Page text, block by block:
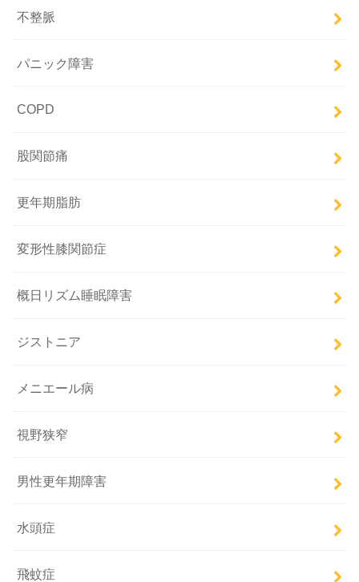
不整脈
パニック障害
COPD
股関節痛
更年期脂肪
変形性膝関節症
概日リズム睡眠障害
ジストニア
メニエール病
視野狭窄
男性更年期障害
水頭症
飛蚊症